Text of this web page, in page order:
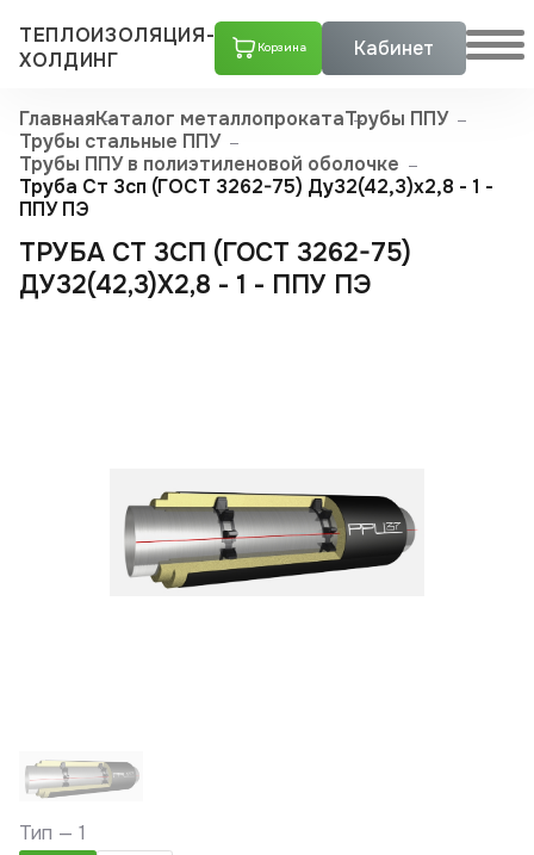
ТЕПЛОИЗОЛЯЦИЯ-
ХОЛДИНГ
Корзина Кабинет
ГлавнаяКаталог металлопрокатаТрубы ППУ
Трубы стальные ППУ
Трубы ППУ в полиэтиленовой оболочке
Труба Ст 3сп (ГОСТ 3262-75) Ду32(42,3)х2,8 - 1 -
ППУ ПЭ
ТРУБА СТ 3СП (ГОСТ 3262-75)
ДУ32(42,3)Х2,8 - 1 - ППУ ПЭ
Тип —1